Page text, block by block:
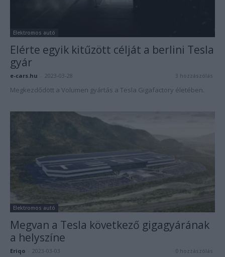
Elektromos autó
Elérte egyik kitűzött célját a berlini Tesla
gyár
e-cars.hu 2023-03-28 3 hozzászólás
Megkezdődött a Volumen gyártás a Tesla Gigafactory életében.
Elektromos autó
Megvan a Tesla következő gigagyárának
a helyszíne
Eriqo 2023-03-03 0 hozzászólás